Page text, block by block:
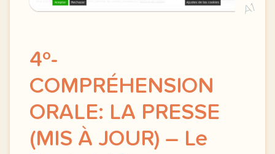
A1
4º-
COMPRÉHENSION
ORALE: LA PRESSE
(MIS À JOUR) – Le